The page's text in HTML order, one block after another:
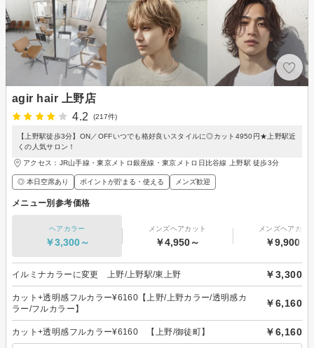
agir hair 上野店
4.2
(217件)
【上野駅徒歩3分】ON／OFFいつでも格好良いスタイルに◎カット4950円★上野駅近
くの人気サロン！
アクセス：JR山手線・東京メトロ銀座線・東京メトロ日比谷線 上野駅 徒歩3分
◎ 本日空席あり ポイントが貯まる・使える メンズ歓迎
メニュー別参考価格
ヘアカラー
￥3,300～
メンズヘアカット
￥4,950～
メンズヘアカラ
￥9,900～
イルミナカラーに変更 上野/上野駅/東上野 ￥3,300
カット+透明感フルカラー¥6160【上野/上野カラー/透明感カ
ラー/フルカラー】
￥6,160
カット+透明感フルカラー¥6160 【上野/御徒町】 ￥6,160